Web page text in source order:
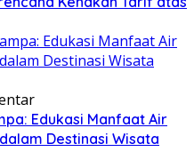
Edukasi Manfaat Air
Destinasi Wisata